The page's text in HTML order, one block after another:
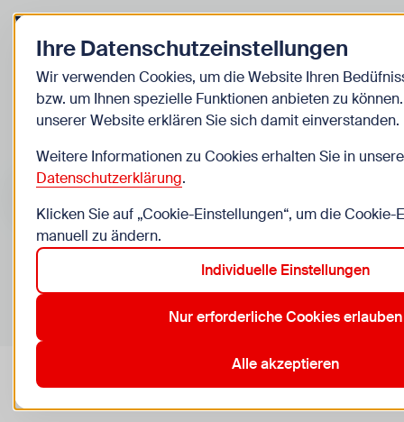
Zurück zur Startseite
Kinder
Veranstaltungen
Suche im Bereich “Kinder”
Suchen
Veranstaltungen in Wien im Bereich “Kinder”
15. Rudolfsheim-Fünfhaus 4. Wieden
7.
Zurücksetzen
Ihre Datenschutzeinstellungen
Wir verwenden Cookies, um die Website Ihren
bzw. um Ihnen spezielle Funktionen anbieten zu
unserer Website erklären Sie sich damit einverstanden.
Weitere Informationen zu Cookies erhalten Sie in
Datenschutzerklärung.
Klicken Sie auf „Cookie-Einstellungen“, um die Cookie-
manuell zu ändern.
Individuelle Einstellungen
Nur erforderliche Cookies erlauben
Alle akzeptieren